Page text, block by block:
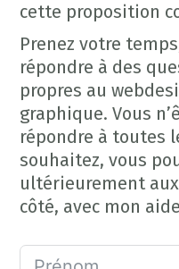
cette proposition
Prenez votre
répondre à des
propres au
graphique. Vous
répondre à toutes
souhaitez, vous
ultérieurement
côté, avec mon